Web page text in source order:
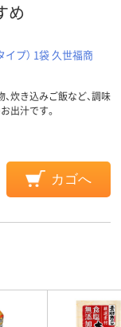
め
イプ） 1袋 久世福商
炊き込みご飯など、調味
出汁です。
カゴへ